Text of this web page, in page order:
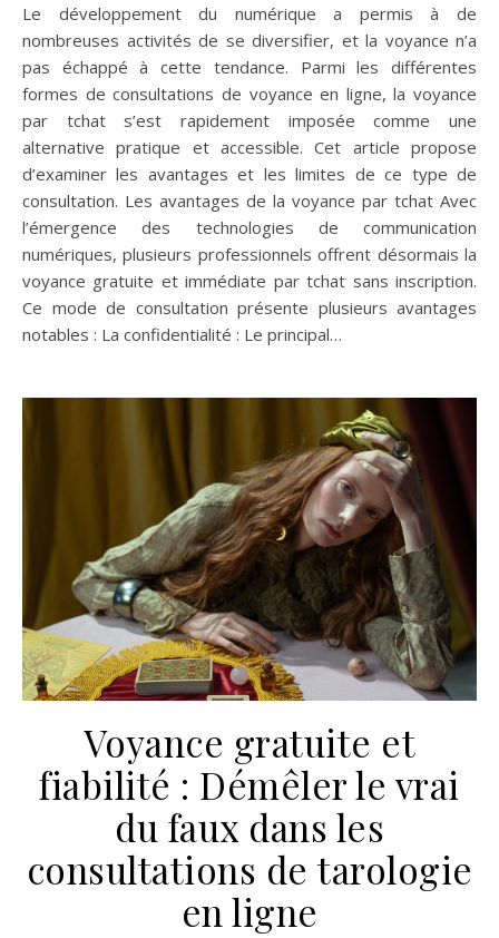
Le développement du numérique a permis à de
nombreuses activités de se diversifier, et la voyance n’a
pas échappé à cette tendance. Parmi les différentes
formes de consultations de voyance en ligne, la voyance
par tchat s’est rapidement imposée comme une
alternative pratique et accessible. Cet article propose
d’examiner les avantages et les limites de ce type de
consultation. Les avantages de la voyance par tchat Avec
l’émergence des technologies de communication
numériques, plusieurs professionnels offrent désormais la
voyance gratuite et immédiate par tchat sans inscription.
Ce mode de consultation présente plusieurs avantages
notables : La confidentialité : Le principal…
Voyance gratuite et
fiabilité : Démêler le vrai
du faux dans les
consultations de tarologie
en ligne